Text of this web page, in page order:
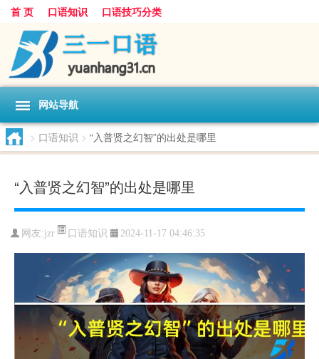
首 页 口语知识 口语技巧分类
网站导航
> 口语知识 > “入普贤之幻智”的出处是哪里
“入普贤之幻智”的出处是哪里
网友:jzr 口语知识 2024-11-17 04:46:35